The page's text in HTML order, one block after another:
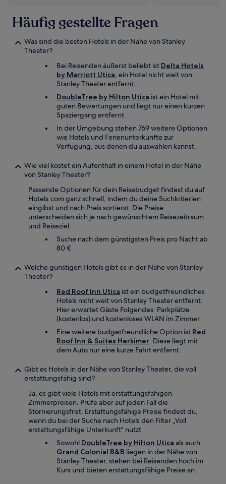
Häufig gestellte Fragen
Was sind die besten Hotels in der Nähe von Stanley
Theater?
Bei Reisenden äußerst beliebt ist Delta Hotels
by Marriott Utica, ein Hotel nicht weit von
Stanley Theater entfernt.
DoubleTree by Hilton Utica ist ein Hotel mit
guten Bewertungen und liegt nur einen kurzen
Spaziergang entfernt.
In der Umgebung stehen 769 weitere Optionen
wie Hotels und Ferienunterkünfte zur
Verfügung, aus denen du auswählen kannst.
Wie viel kostet ein Aufenthalt in einem Hotel in der Nähe
von Stanley Theater?
Passende Optionen für dein Reisebudget findest du auf
Hotels.com ganz schnell, indem du deine Suchkriterien
eingibst und nach Preis sortierst. Die Preise
unterscheiden sich je nach gewünschtem Reisezeitraum
und Reiseziel.
Suche nach dem günstigsten Preis pro Nacht ab
80 €
Welche günstigen Hotels gibt es in der Nähe von Stanley
Theater?
Red Roof Inn Utica ist ein budgetfreundliches
Hotels nicht weit von Stanley Theater entfernt.
Hier erwartet Gäste Folgendes: Parkplätze
(kostenlos) und kostenloses WLAN im Zimmer.
Eine weitere budgetfreundliche Option ist Red
Roof Inn & Suites Herkimer. Diese liegt mit
dem Auto nur eine kurze Fahrt entfernt.
Gibt es Hotels in der Nähe von Stanley Theater, die voll
erstattungsfähig sind?
Ja, es gibt viele Hotels mit erstattungsfähigen
Zimmerpreisen. Prüfe aber auf jeden Fall die
Stornierungsfrist. Erstattungsfähige Preise findest du,
wenn du bei der Suche nach Hotels den Filter „Voll
erstattungsfähige Unterkunft" nutzt.
Sowohl DoubleTree by Hilton Utica als auch
Grand Colonial B&B liegen in der Nähe von
Stanley Theater, stehen bei Reisenden hoch im
Kurs und bieten erstattungsfähige Preise an.